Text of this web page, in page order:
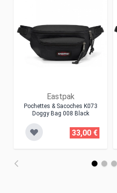
Eastpak
Pochettes & Sacoches K073
Doggy Bag 008 Black
33,00 €